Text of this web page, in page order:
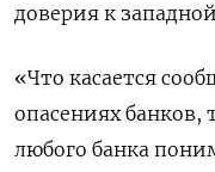
доверия к
«Что касается
опасениях банков,
любого банка